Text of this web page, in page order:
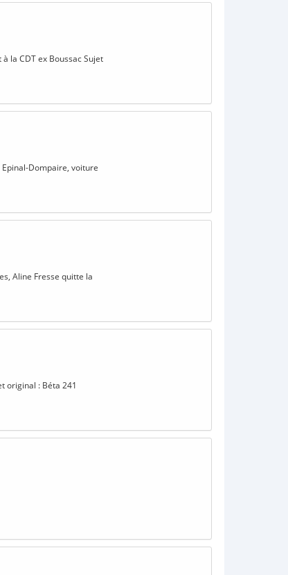
la CDT ex Boussac Sujet
Dompaire, voiture
Aline Fresse quitte la
original : Béta 241